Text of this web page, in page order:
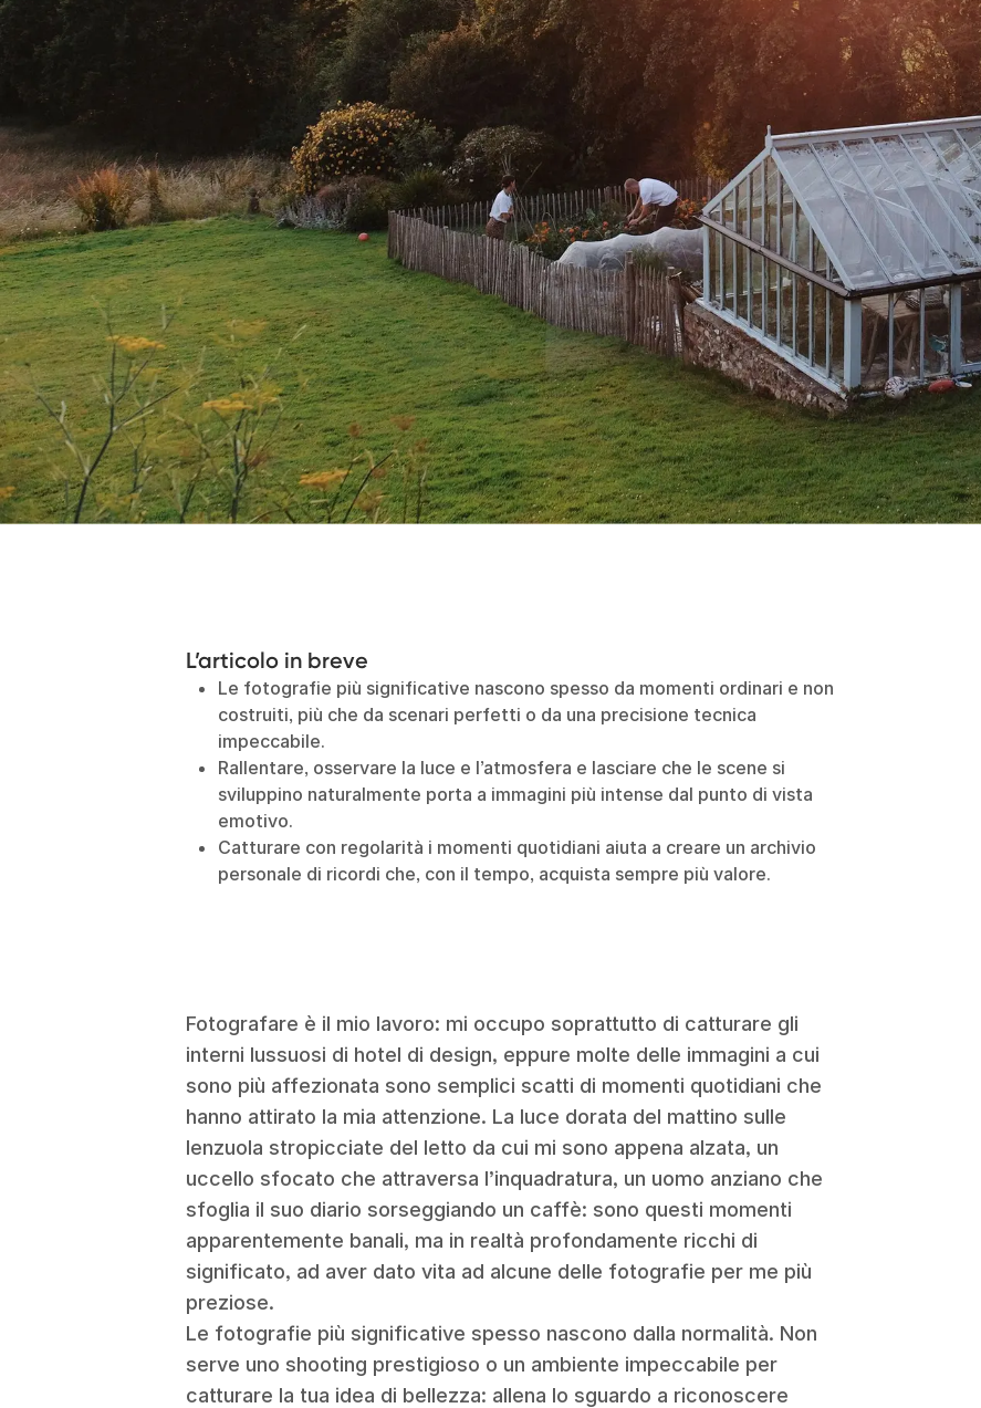
L’articolo in breve
Le fotografie più significative nascono spesso da momenti ordinari e non
costruiti, più che da scenari perfetti o da una precisione tecnica
impeccabile.
Rallentare, osservare la luce e l’atmosfera e lasciare che le scene si
sviluppino naturalmente porta a immagini più intense dal punto di vista
emotivo.
Catturare con regolarità i momenti quotidiani aiuta a creare un archivio
personale di ricordi che, con il tempo, acquista sempre più valore.
Fotografare è il mio lavoro: mi occupo soprattutto di catturare gli
interni lussuosi di hotel di design, eppure molte delle immagini a cui
sono più affezionata sono semplici scatti di momenti quotidiani che
hanno attirato la mia attenzione. La luce dorata del mattino sulle
lenzuola stropicciate del letto da cui mi sono appena alzata, un
uccello sfocato che attraversa l’inquadratura, un uomo anziano che
sfoglia il suo diario sorseggiando un caffè: sono questi momenti
apparentemente banali, ma in realtà profondamente ricchi di
significato, ad aver dato vita ad alcune delle fotografie per me più
preziose.
Le fotografie più significative spesso nascono dalla normalità. Non
serve uno shooting prestigioso o un ambiente impeccabile per
catturare la tua idea di bellezza: allena lo sguardo a riconoscere